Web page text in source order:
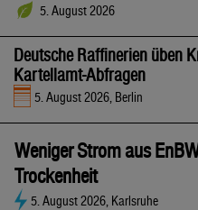
5. August 2026
Deutsche Raffinerien üben
Kartellamt-Abfragen
5. August 2026, Berlin
Weniger Strom aus
Trockenheit
5. August 2026, Karlsruhe